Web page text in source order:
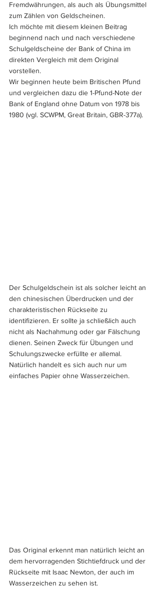
Fremdwährungen, als auch als Übungsmittel
zum Zählen von Geldscheinen.
Ich möchte mit diesem kleinen Beitrag
beginnend nach und nach verschiedene
Schulgeldscheine der Bank of China im
direkten Vergleich mit dem Original
vorstellen.
Wir beginnen heute beim Britischen Pfund
und vergleichen dazu die 1-Pfund-Note der
Bank of England ohne Datum von 1978 bis
1980 (vgl. SCWPM, Great Britain, GBR-377a).
Der Schulgeldschein ist als solcher leicht an
den chinesischen Überdrucken und der
charakteristischen Rückseite zu
identifizieren. Er sollte ja schließlich auch
nicht als Nachahmung oder gar Fälschung
dienen. Seinen Zweck für Übungen und
Schulungszwecke erfüllte er allemal.
Natürlich handelt es sich auch nur um
einfaches Papier ohne Wasserzeichen.
Das Original erkennt man natürlich leicht an
dem hervorragenden Stichtiefdruck und der
Rückseite mit Isaac Newton, der auch im
Wasserzeichen zu sehen ist.